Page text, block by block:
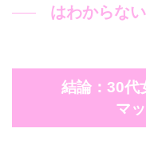
はわからな
結論：30代
マ